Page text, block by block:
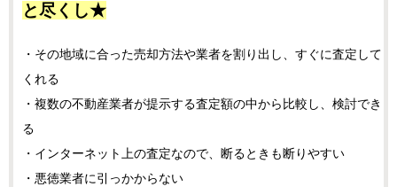
と尽くし★
・その地域に合った売却方法や業者を割り出し、すぐに査定して
くれる
・複数の不動産業者が提示する査定額の中から比較し、検討でき
る
・インターネット上の査定なので、断るときも断りやすい
・悪徳業者に引っかからない